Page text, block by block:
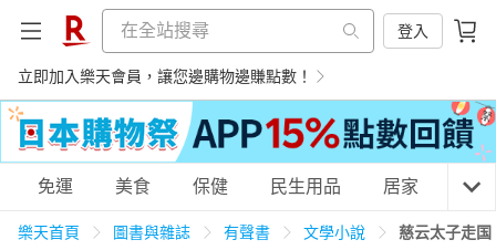
登入
立即加入樂天會員，讓您邊購物邊賺點數！
購物網分類
免運 美食 保健 民生用品 居家 3C
樂天首頁 圖書與雜誌 有聲書 文學小說 慈云太子走国